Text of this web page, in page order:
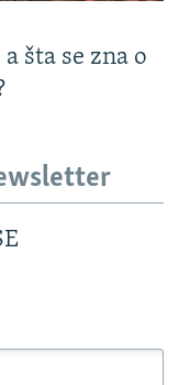
šta se zna o